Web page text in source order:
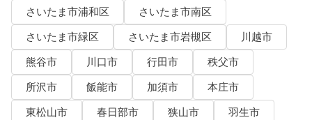
さいたま市浦和区
さいたま市南区
さいたま市緑区
さいたま市岩槻区
川越市
熊谷市
川口市 行田市
秩父市
所沢市
飯能市 加須市
本庄市
東松山市
春日部市 狭山市
羽生市